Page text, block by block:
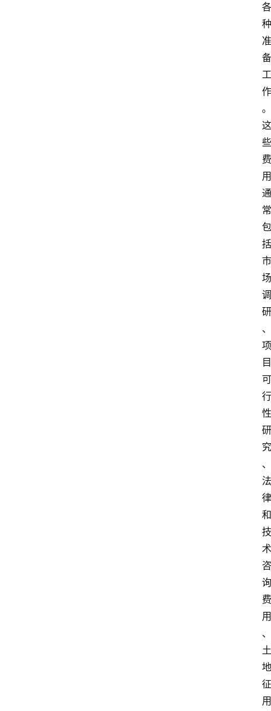
各
种
准
备
工
作
。
这
些
费
用
通
常
包
括
市
场
调
研
、
项
目
可
行
性
研
究
、
法
律
和
技
术
咨
询
费
用
、
土
地
征
用